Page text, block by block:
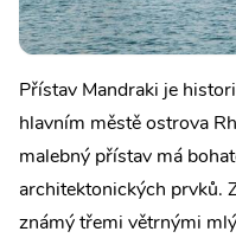
Přístav Mandraki je
hlavním městě ostrova
malebný přístav má
architektonických prvků.
známý třemi větrnými